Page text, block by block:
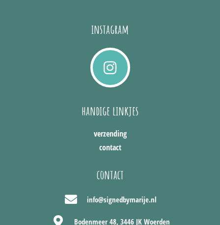
contact
info@signedbymarije.nl
Bodenmeer 48, 3446 JK Woerden
handige linkjes
verzending
contact
instagram
I
n
s
a
g
r
m